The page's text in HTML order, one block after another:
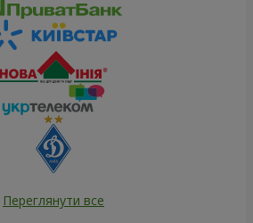
Переглянути все